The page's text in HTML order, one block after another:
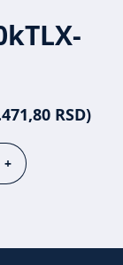
RSD)
+